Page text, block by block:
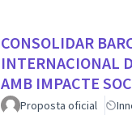
CONSOLIDAR
INTERNACIONAL
AMB IMPACTE
CIUTADÀ
Proposta oficial